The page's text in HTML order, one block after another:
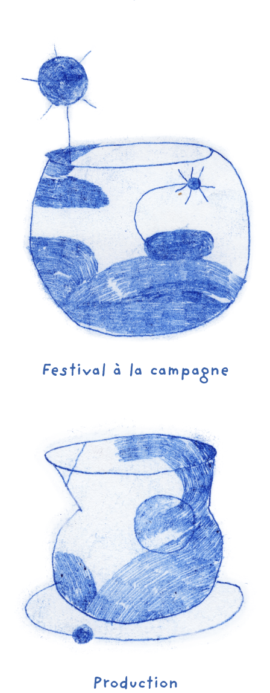
Festival à la campagne
Production